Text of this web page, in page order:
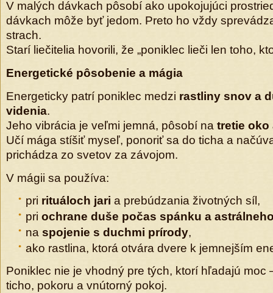
V malých dávkach pôsobí ako upokojujúci
dávkach môže byť jedom. Preto ho vždy
strach.
Starí liečitelia hovorili, že „poniklec lieči len toho,
Energetické pôsobenie a mágia
Energeticky patrí poniklec medzi rastliny snov a
videnia.
Jeho vibrácia je veľmi jemná, pôsobí na tretie oko
Učí mága stíšiť myseľ, ponoriť sa do ticha a
prichádza zo svetov za závojom.
V mágii sa používa:
pri rituáloch jari a prebúdzania životných síl,
pri ochrane duše počas spánku a
na spojenie s duchmi prírody,
ako rastlina, ktorá otvára dvere k jemnejším
Poniklec nie je vhodný pre tých, ktorí hľadajú moc
ticho, pokoru a vnútorný pokoj.